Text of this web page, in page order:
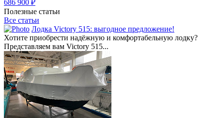
686 900 ₽
Полезные статьи
Все статьи
Лодка Victory 515: выгодное предложение!
Хотите приобрести надёжную и комфортабельную лодку?
Представляем вам Victory 515...